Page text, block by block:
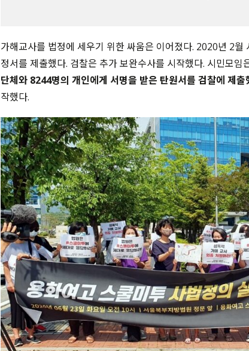
가해교사를 법정에 세우기 위한 싸움은 이어졌다. 2020년 2
정서를 제출했다. 검찰은 추가 보완수사를 시작했다. 시민모
단체와 8244명의 개인에게 서명을 받은 탄원서를 검찰에 제출
작했다.